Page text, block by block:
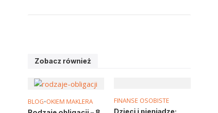
Zobacz również
BLOG•OKIEM MAKLERA
FINANSE OSOBISTE